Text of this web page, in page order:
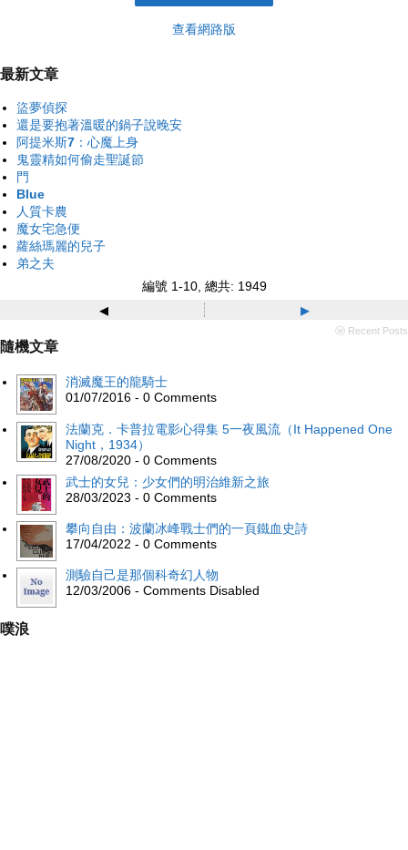
查看網路版
最新文章
盜夢偵探
還是要抱著溫暖的鍋子說晚安
阿提米斯7：心魔上身
鬼靈精如何偷走聖誕節
門
Blue
人質卡農
魔女宅急便
蘿絲瑪麗的兒子
弟之夫
編號 1-10, 總共: 1949
◂ ▸
ⓦ Recent Posts
隨機文章
消滅魔王的龍騎士
01/07/2016 - 0 Comments
法蘭克．卡普拉電影心得集 5一夜風流（It Happened One
Night，1934）
27/08/2020 - 0 Comments
武士的女兒：少女們的明治維新之旅
28/03/2023 - 0 Comments
攀向自由：波蘭冰峰戰士們的一頁鐵血史詩
17/04/2022 - 0 Comments
測驗自己是那個科奇幻人物
12/03/2006 - Comments Disabled
噗浪